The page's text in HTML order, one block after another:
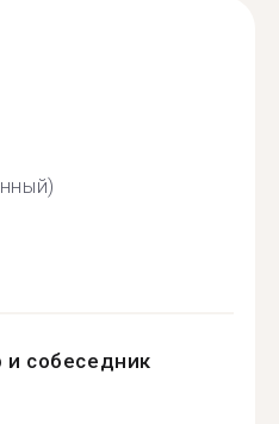
собеседник